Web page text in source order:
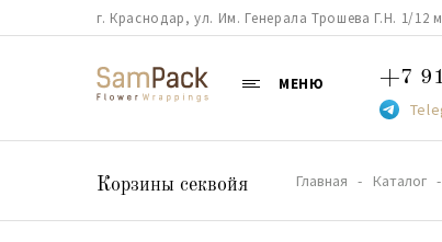
г. Краснодар, ул. Им. Генерала Трошева Г.Н. 1/12
МЕНЮ +7
Корзины секвойя Главная Каталог